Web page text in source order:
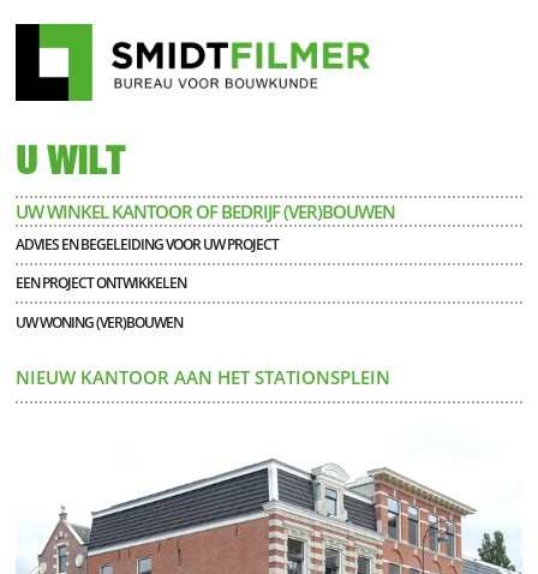
U WILT
UW WINKEL KANTOOR OF BEDRIJF (VER)BOUWEN
ADVIES EN BEGELEIDING VOOR UW PROJECT
EEN PROJECT ONTWIKKELEN
UW WONING (VER)BOUWEN
NIEUW KANTOOR AAN HET STATIONSPLEIN